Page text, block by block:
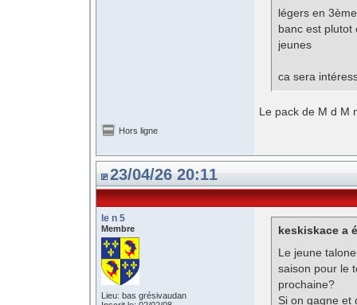
légers en
banc est
jeunes
ca sera
Le pack de M d M
Hors ligne
23/04/26 20:11
le n 5
Membre
Lieu: bas grésivaudan
keskiskace a
Le jeune
saison pour le
prochaine?
Si on gagne et